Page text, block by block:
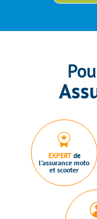
EXPERTde
l’assurance moto
et scooter